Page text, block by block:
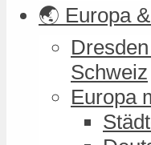
🌏 Europa
Schweiz
Europa